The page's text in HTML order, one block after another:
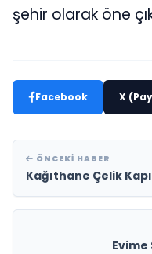
şehir olarak öne
Facebook X
ÖNCEKI HABER
Kağıthane Çelik